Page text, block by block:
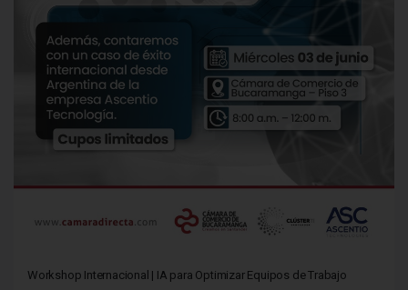
Workshop Internacional | IA para Optimizar Equipos de Trabajo